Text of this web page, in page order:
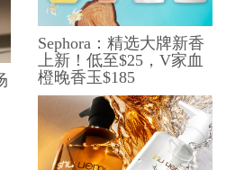
Sephora：精选大牌新香
上新！低至$25，V家血
橙晚香玉$185